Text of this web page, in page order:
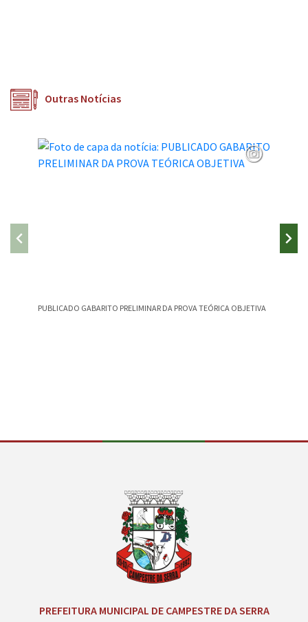
Outras Notícias
PUBLICADO GABARITO PRELIMINAR DA PROVA TEÓRICA OBJETIVA
PREFEITURA MUNICIPAL DE CAMPESTRE DA SERRA